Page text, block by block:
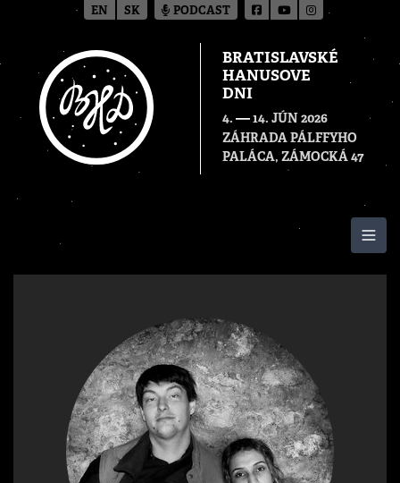
BRATISLAVSKÉ
HANUSOVE
DNI
4. — 14. JÚN 2026
ZÁHRADA PÁLFFYHO
PALÁCA, ZÁMOCKÁ 47
EN SK PODCAST